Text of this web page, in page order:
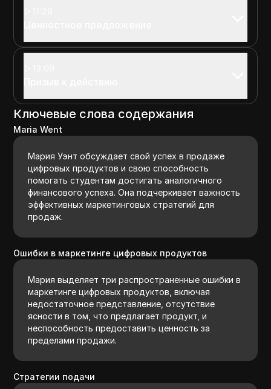
Ключевые слова содержания
Maria Went
Мария Уэнт обсуждает свой успех в продаже
цифровых продуктов и свою способность
помогать студентам достигать аналогичного
финансового успеха. Она подчеркивает важность
эффективных маркетинговых стратегий для
продаж.
Ошибки в маркетинге цифровых продуктов
Мария выделяет три распространенные ошибки в
маркетинге цифровых продуктов, включая
недостаточное представление, отсутствие
ясности в том, что предлагает продукт, и
неспособность предоставить ценность за
пределами продажи.
Стратегии подачи